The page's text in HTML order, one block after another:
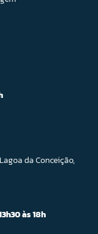
da Conceição,
às 18h